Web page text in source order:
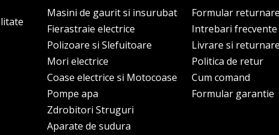
Masini de gaurit si insurubat
Fierastraie electrice
Polizoare si Slefuitoare
Mori electrice
Coase electrice si Motocoase
Pompe apa
Zdrobitori Struguri
Aparate de sudura
Formular
Intrebari frecvente
Livrare si returnare
Politica de retur
Cum comand
Formular garantie